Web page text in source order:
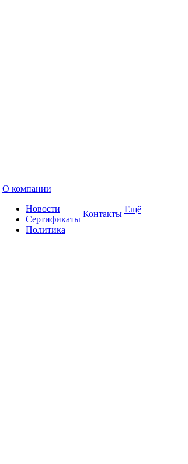
О компании
Новости
Сертификаты
Политика
Контакты Ещё